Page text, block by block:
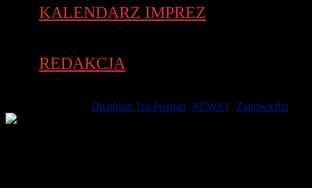
KALENDARZ IMPREZ
REDAKCJA
Duathlon Tor Poznań NEWSY, Zapowiedzi